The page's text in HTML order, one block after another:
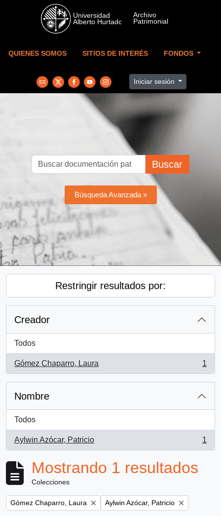
Skip to main content
QUIENES SOMOS SITIOS DE INTERÉS FONDOS
Iniciar sesión
Buscar
Búsqueda Avanzada »
Restringir resultados por:
Creador
Todos
Gómez Chaparro, Laura
, 1 resultados
1
Nombre
Todos
Aylwin Azócar, Patricio
, 1 resultados
1
Mostrando 1 resultados
Colecciones
Remove filter:
Gómez Chaparro, Laura Remove filter:
Aylwin Azócar, Patricio